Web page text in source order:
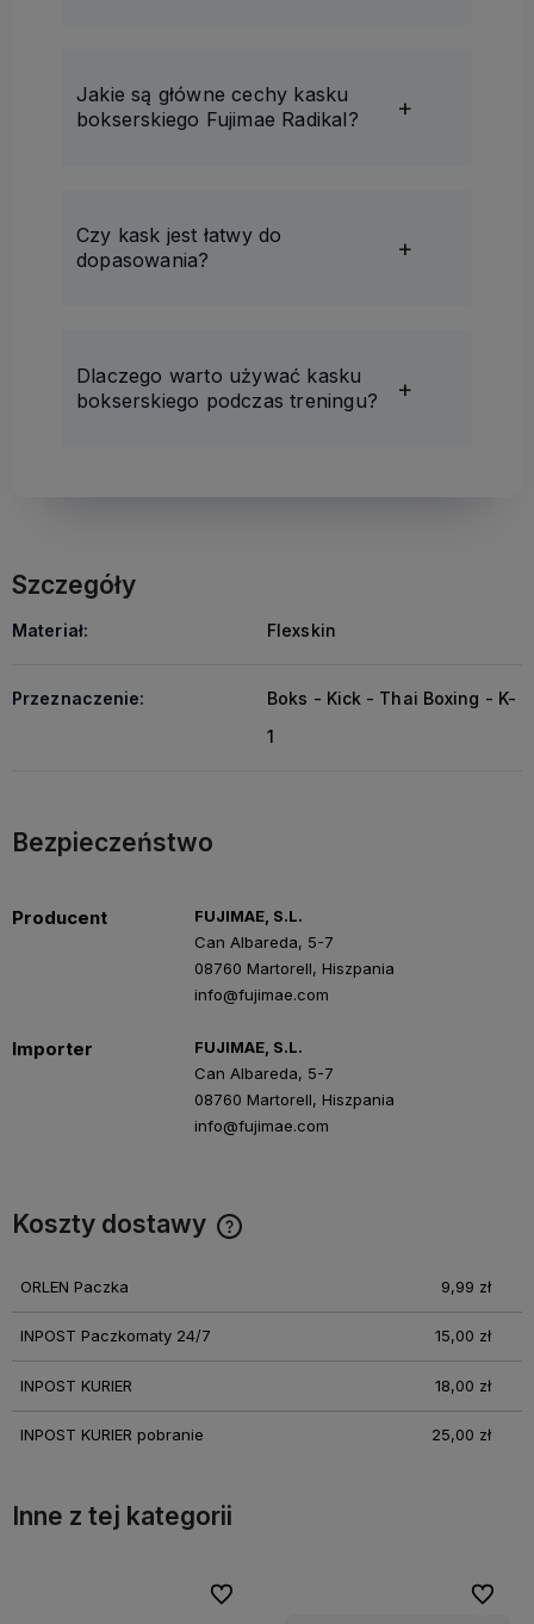
Jakie są główne cechy kasku
bokserskiego Fujimae Radikal?
Czy kask jest łatwy do
dopasowania?
Dlaczego warto używać kasku
bokserskiego podczas treningu?
Szczegóły
Materiał: Flexskin
Przeznaczenie:
Boks - Kick - Thai Boxing - K-
1
Bezpieczeństwo
Producent
FUJIMAE, S.L.
Can Albareda, 5-7
08760 Martorell, Hiszpania
info@fujimae.com
Importer
FUJIMAE, S.L.
Can Albareda, 5-7
08760 Martorell, Hiszpania
info@fujimae.com
Koszty dostawy
ORLEN Paczka 9,99 zł
INPOST Paczkomaty 24/7 15,00 zł
INPOST KURIER 18,00 zł
INPOST KURIER pobranie 25,00 zł
Inne z tej kategorii
Do ulubionych
Do ulubionych Do
Do